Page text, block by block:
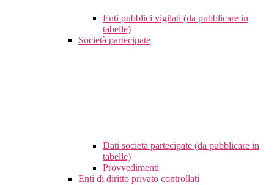
Enti pubblici vigilati (da pubblicare in
tabelle)
Società partecipate
Dati società partecipate (da pubblicare in
tabelle)
Provvedimenti
Enti di diritto privato controllati